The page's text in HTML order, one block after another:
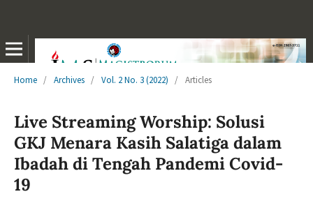
Home / Archives / Vol. 2 No. 3 (2022) / Articles
Live Streaming Worship: Solusi
GKJ Menara Kasih Salatiga dalam
Ibadah di Tengah Pandemi Covid-
19